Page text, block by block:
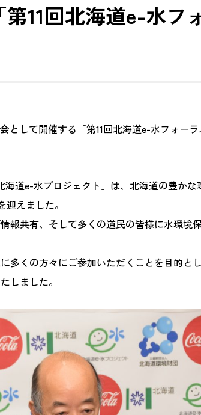
11回北海道e-水フ
として開催する「第11回北海道e-水フォー
道e-水プロジェクト」は、北海道の豊か
えました。
報共有、そして多くの道民の皆様に水環境
多くの方々にご参加いただくことを目的と
しました。